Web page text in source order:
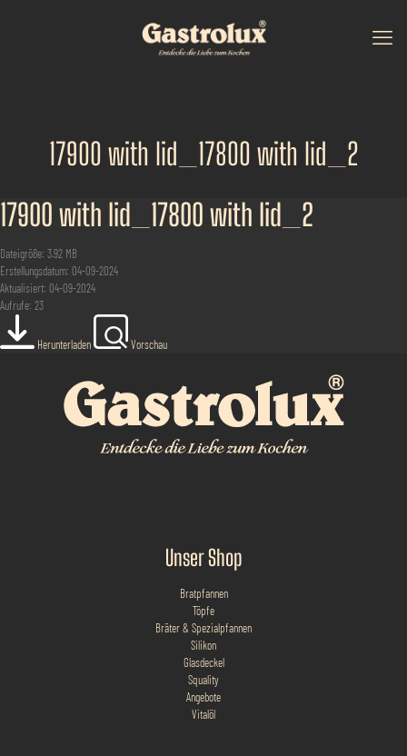
17900 with lid_17800 with lid_2
17900 with lid_17800 with lid_2
Dateigröße: 3.92 MB
Erstellungsdatum: 04-09-2024
Aktualisiert: 04-09-2024
Aufrufe: 23
Herunterladen Vorschau
Unser Shop
Bratpfannen
Töpfe
Bräter & Spezialpfannen
Silikon
Glasdeckel
Squality
Angebote
Vitalöl